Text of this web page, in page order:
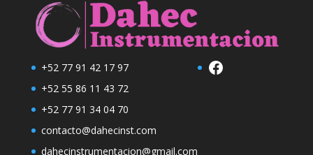
+52 77 91 42 17 97
+52 55 86 11 43 72
+52 77 91 34 04 70
contacto@dahecinst.com
dahecinstrumentacion@gmail.com
Facebook